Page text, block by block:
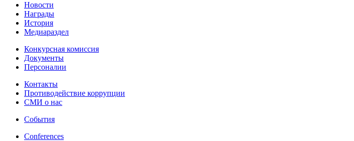
Новости
Награды
История
Медиараздел
Конкурсная комиссия
Документы
Персоналии
Контакты
Противодействие коррупции
СМИ о нас
События
Conferences